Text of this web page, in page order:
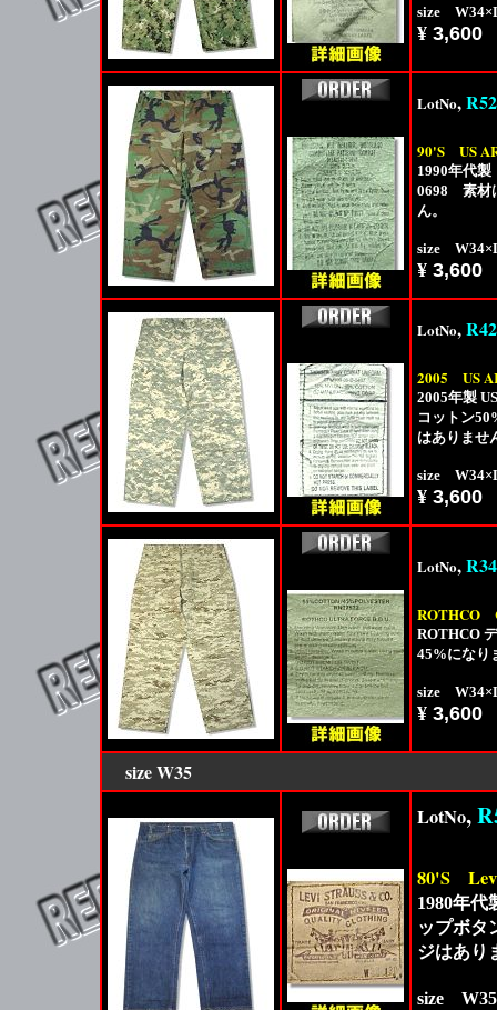
size
¥ 3,600
LotNo,
90'S US
1990年代
0698 素材
ん。
size
¥ 3,600
LotNo,
2005 US
2005年製
コットン
はありませ
size
¥ 3,600
LotNo,
ROTHCO
ROTHCO
45%になり
size
¥ 3,600
sizeW35
LotNo,
80'S
1980年
ップボタ
ジはあり
size